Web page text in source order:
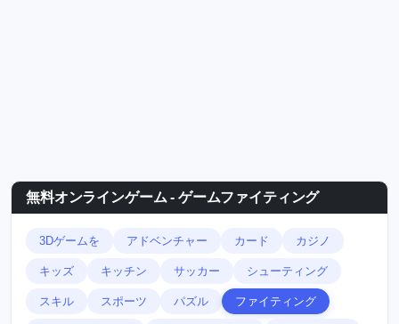
無料オンラインゲーム - ゲームファイティング
3Dゲームを アドベンチャー カード カジノ
キッズ キッチン サッカー シューティング
スキル スポーツ パズル ファイティング